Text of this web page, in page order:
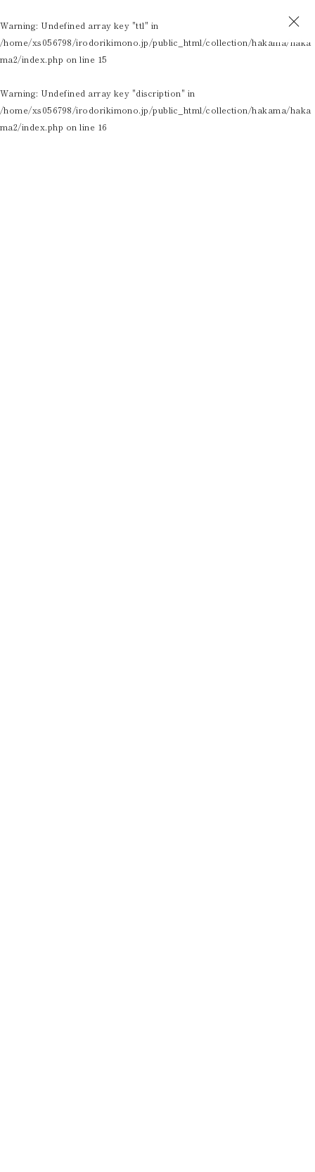
Warning: Undefined array key "ttl" in
/home/xs056798/irodorikimono.jp/public_html/collection/hakama/haka
ma2/index.php on line 15
Warning: Undefined array key "discription" in
/home/xs056798/irodorikimono.jp/public_html/collection/hakama/haka
ma2/index.php on line 16